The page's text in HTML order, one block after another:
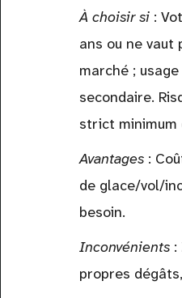
À choisir si:
ans ou ne vaut
marché ;
secondaire.
strict minimum
Avantages:
de glace/vol/
besoin.
Inconvénients:
propres